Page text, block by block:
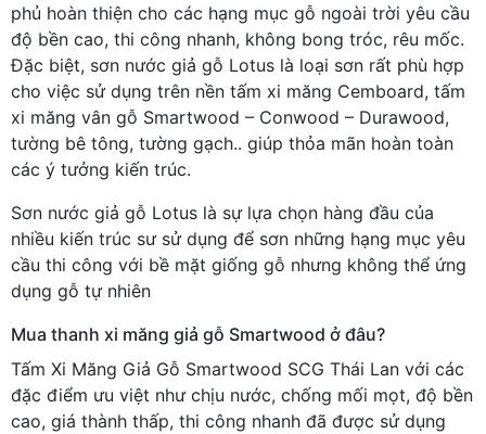
phủ hoàn thiện cho các hạng mục gỗ ngoài trời yêu cầu
độ bền cao, thi công nhanh, không bong tróc, rêu mốc.
Đặc biệt, sơn nước giả gỗ Lotus là loại sơn rất phù hợp
cho việc sử dụng trên nền tấm xi măng Cemboard, tấm
xi măng vân gỗ Smartwood – Conwood – Durawood,
tường bê tông, tường gạch.. giúp thỏa mãn hoàn toàn
các ý tưởng kiến trúc.
Sơn nước giả gỗ Lotus là sự lựa chọn hàng đầu của
nhiều kiến trúc sư sử dụng để sơn những hạng mục yêu
cầu thi công với bề mặt giống gỗ nhưng không thể ứng
dụng gỗ tự nhiên
Mua thanh xi măng giả gỗ Smartwood ở đâu?
Tấm Xi Măng Giả Gỗ Smartwood SCG Thái Lan với các
đặc điểm ưu việt như chịu nước, chống mối mọt, độ bền
cao, giá thành thấp, thi công nhanh đã được sử dụng